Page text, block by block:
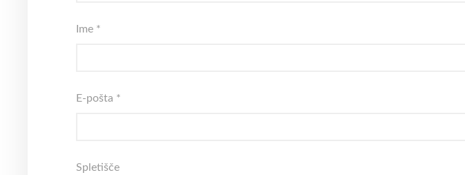
Ime *
E-pošta *
Spletišče